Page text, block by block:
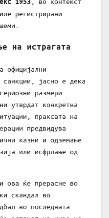
регистрирани
на истрагата
официјални
санкции, јасно е дека
размери
утврдат конкретна
праксата на
предвидува
казни и одземање
или исфрлање од
ова ќе прерасне во
скандал во
во последната